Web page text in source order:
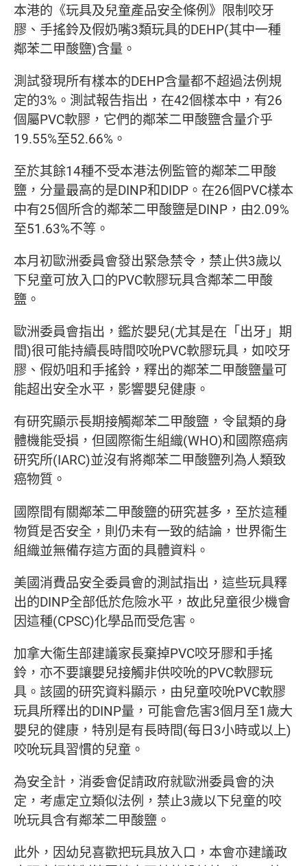
本港的《玩具及兒童產品安全條例》限制咬牙
膠、手搖鈴及假奶嘴3類玩具的DEHP(其中一種
鄰苯二甲酸鹽)含量。
測試發現所有樣本的DEHP含量都不超過法例規
定的3%。測試報告指出，在42個樣本中，有26
個屬PVC軟膠，它們的鄰苯二甲酸鹽含量介乎
19.55%至52.66%。
至於其餘14種不受本港法例監管的鄰苯二甲酸
鹽，分量最高的是DINP和DIDP。在26個PVC樣本
中有25個所含的鄰苯二甲酸鹽是DINP，由2.09%
至51.63%不等。
本月初歐洲委員會發出緊急禁令，禁止供3歲以
下兒童可放入口的PVC軟膠玩具含鄰苯二甲酸
鹽。
歐洲委員會指出，鑑於嬰兒(尤其是在「出牙」期
間)很可能持續長時間咬吮PVC軟膠玩具，如咬牙
膠、假奶咀和手搖鈴，釋出的鄰苯二甲酸鹽量可
能超出安全水平，影響嬰兒健康。
有研究顯示長期接觸鄰苯二甲酸鹽，令鼠類的身
體機能受損，但國際衞生組織(WHO)和國際癌病
研究所(IARC)並沒有將鄰苯二甲酸鹽列為人類致
癌物質。
國際間有關鄰苯二甲酸鹽的研究甚多，至於這種
物質是否安全，則仍未有一致的結論，世界衞生
組織並無備存這方面的具體資料。
美國消費品安全委員會的測試指出，這些玩具釋
出的DINP全部低於危險水平，故此兒童很少機會
因這種(CPSC)化學品而受危害。
加拿大衞生部建議家長棄掉PVC咬牙膠和手搖
鈴，亦不要讓嬰兒接觸非供咬吮的PVC軟膠玩
具。該國的研究資料顯示，由兒童咬吮PVC軟膠
玩具所釋出的DINP量，可能會危害3個月至1歲大
嬰兒的健康，特別是有長時間(每日3小時或以上)
咬吮玩具習慣的兒童。
為安全計，消委會促請政府就歐洲委員會的決
定，考慮定立類似法例，禁止3歲以下兒童的咬
吮玩具含有鄰苯二甲酸鹽。
此外，因幼兒喜歡把玩具放入口，本會亦建議政